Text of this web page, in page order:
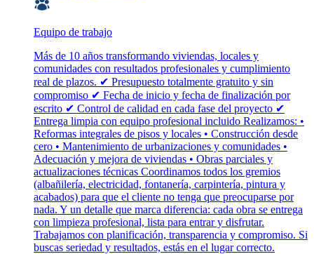
Equipo de trabajo
Más de 10 años transformando viviendas, locales y
comunidades con resultados profesionales y cumplimiento
real de plazos. ✔ Presupuesto totalmente gratuito y sin
compromiso ✔ Fecha de inicio y fecha de finalización por
escrito ✔ Control de calidad en cada fase del proyecto ✔
Entrega limpia con equipo profesional incluido Realizamos: •
Reformas integrales de pisos y locales • Construcción desde
cero • Mantenimiento de urbanizaciones y comunidades •
Adecuación y mejora de viviendas • Obras parciales y
actualizaciones técnicas Coordinamos todos los gremios
(albañilería, electricidad, fontanería, carpintería, pintura y
acabados) para que el cliente no tenga que preocuparse por
nada. Y un detalle que marca diferencia: cada obra se entrega
con limpieza profesional, lista para entrar y disfrutar.
Trabajamos con planificación, transparencia y compromiso. Si
buscas seriedad y resultados, estás en el lugar correcto.